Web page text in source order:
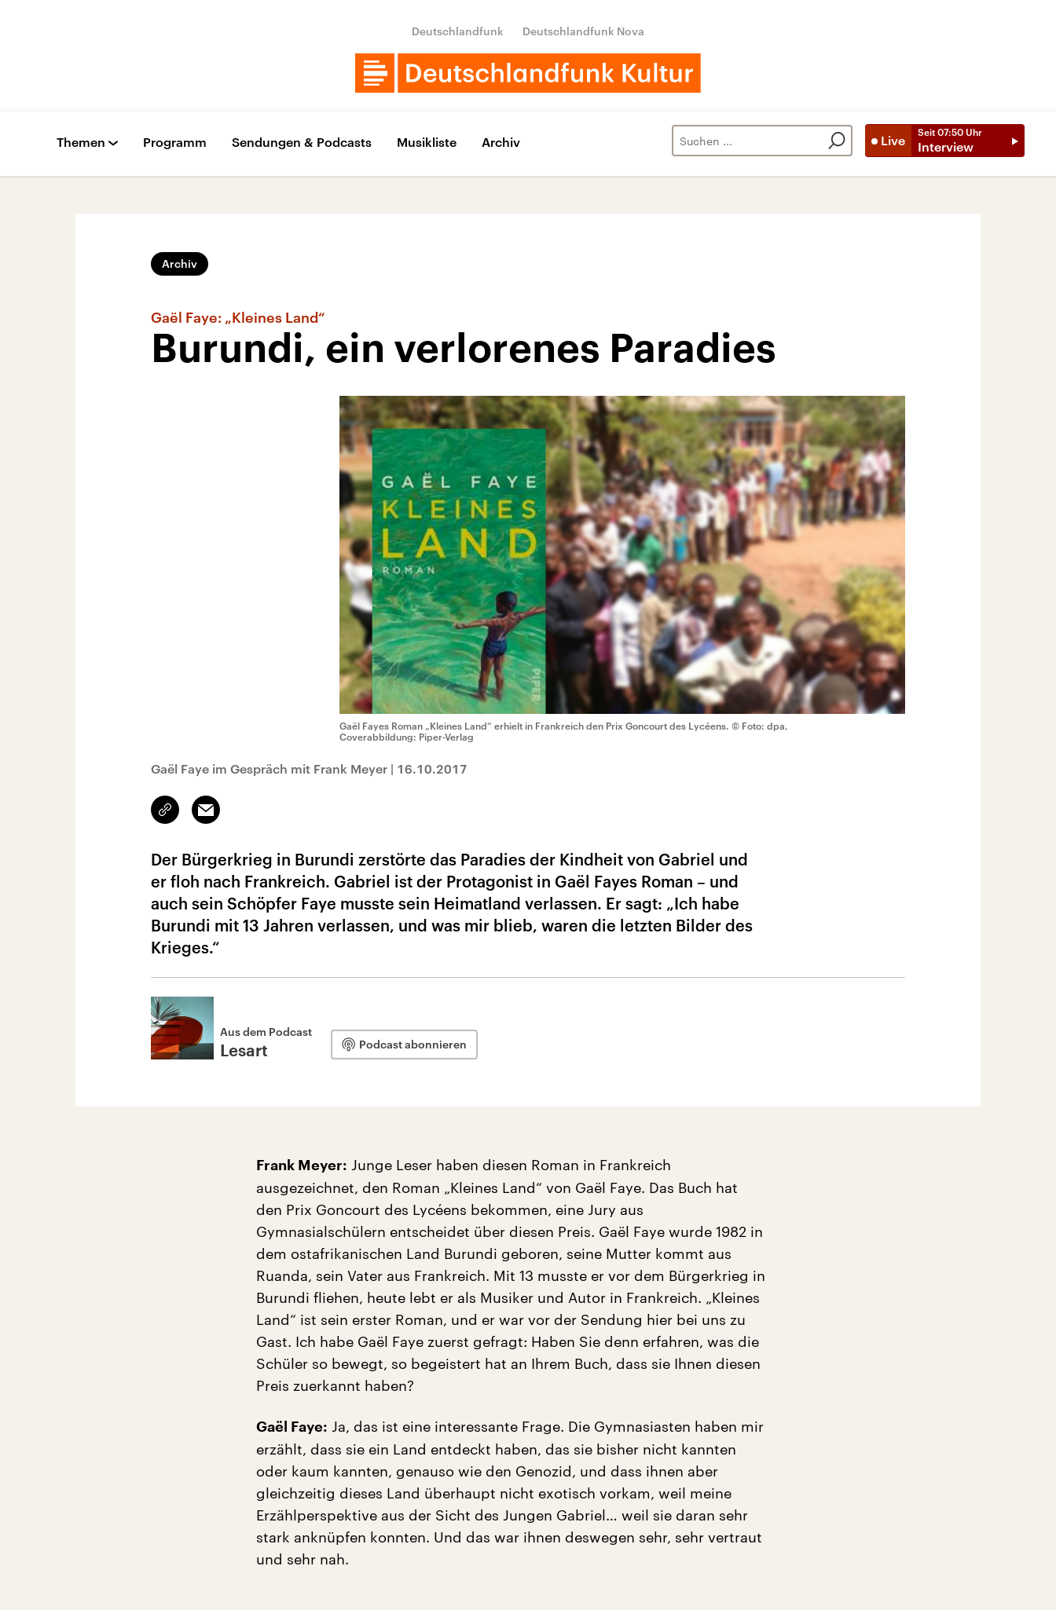
Deutschlandfunk Deutschlandfunk Nova
Live
Seit 07:50 Uhr
Interview
Themen Programm Sendungen & Podcasts Musikliste Archiv
Archiv
Gaël Faye: „Kleines Land“
Burundi, ein verlorenes Paradies
Gaël Fayes Roman „Kleines Land“ erhielt in Frankreich den Prix Goncourt des Lycéens. © Foto: dpa,
Coverabbildung: Piper-Verlag
Gaël Faye im Gespräch mit Frank Meyer | 16.10.2017
Link
kopieren/teilen
Email
Der Bürgerkrieg in Burundi zerstörte das Paradies der Kindheit von Gabriel und
er floh nach Frankreich. Gabriel ist der Protagonist in Gaël Fayes Roman – und
auch sein Schöpfer Faye musste sein Heimatland verlassen. Er sagt: „Ich habe
Burundi mit 13 Jahren verlassen, und was mir blieb, waren die letzten Bilder des
Krieges.“
Aus dem Podcast
Lesart Podcast abonnieren
Frank Meyer: Junge Leser haben diesen Roman in Frankreich
ausgezeichnet, den Roman „Kleines Land“ von Gaël Faye. Das Buch hat
den Prix Goncourt des Lycéens bekommen, eine Jury aus
Gymnasialschülern entscheidet über diesen Preis. Gaël Faye wurde 1982 in
dem ostafrikanischen Land Burundi geboren, seine Mutter kommt aus
Ruanda, sein Vater aus Frankreich. Mit 13 musste er vor dem Bürgerkrieg in
Burundi fliehen, heute lebt er als Musiker und Autor in Frankreich. „Kleines
Land“ ist sein erster Roman, und er war vor der Sendung hier bei uns zu
Gast. Ich habe Gaël Faye zuerst gefragt: Haben Sie denn erfahren, was die
Schüler so bewegt, so begeistert hat an Ihrem Buch, dass sie Ihnen diesen
Preis zuerkannt haben?
Gaël Faye: Ja, das ist eine interessante Frage. Die Gymnasiasten haben mir
erzählt, dass sie ein Land entdeckt haben, das sie bisher nicht kannten
oder kaum kannten, genauso wie den Genozid, und dass ihnen aber
gleichzeitig dieses Land überhaupt nicht exotisch vorkam, weil meine
Erzählperspektive aus der Sicht des Jungen Gabriel… weil sie daran sehr
stark anknüpfen konnten. Und das war ihnen deswegen sehr, sehr vertraut
und sehr nah.